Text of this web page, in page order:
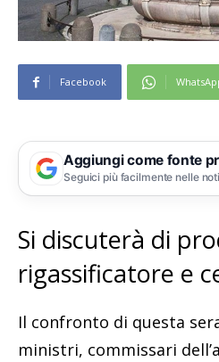
Facebook
Aggiungi come fonte
Seguici più facilmente nelle
Si discuterà di
rigassificatore e
Il confronto di questa
ministri, commissari